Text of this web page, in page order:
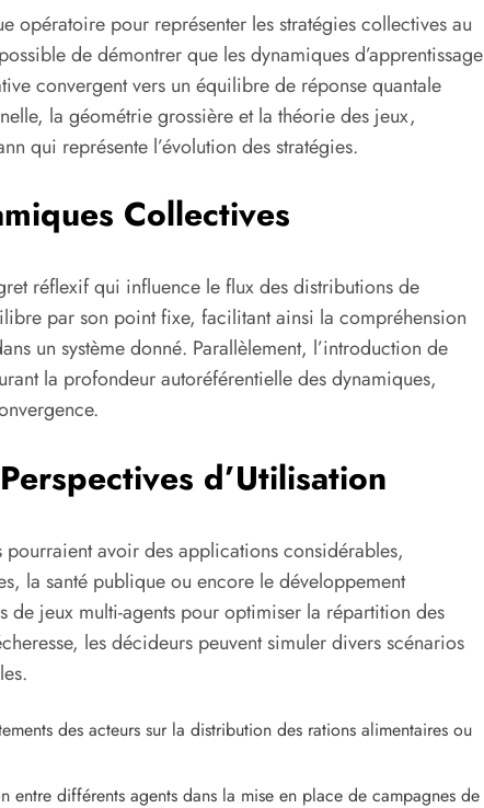
opératoire pour représenter les stratégies collectives au
de démontrer que les dynamiques d’apprentissage
convergent vers un équilibre de réponse quantale
la géométrie grossière et la théorie des jeux,
qui représente l’évolution des stratégies.
Collectives
réflexif qui influence le flux des distributions de
par son point fixe, facilitant ainsi la compréhension
un système donné. Parallèlement, l’introduction de
la profondeur autoréférentielle des dynamiques,
d’Utilisation
avoir des applications considérables,
la santé publique ou encore le développement
de jeux multi-agents pour optimiser la répartition des
les décideurs peuvent simuler divers scénarios
des acteurs sur la distribution des rations alimentaires ou
différents agents dans la mise en place de campagnes de